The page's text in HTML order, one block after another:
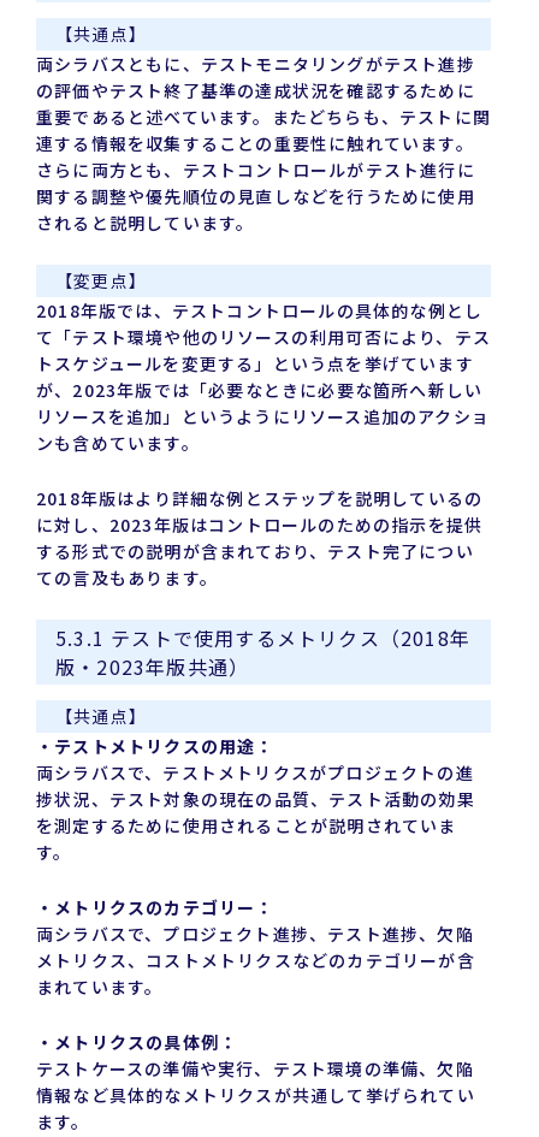
【共通点】
両シラバスともに、テストモニタリングがテスト進捗
の評価やテスト終了基準の達成状況を確認するために
重要であると述べています。またどちらも、テストに関
連する情報を収集することの重要性に触れています。
さらに両方とも、テストコントロールがテスト進行に
関する調整や優先順位の見直しなどを行うために使用
されると説明しています。
【変更点】
2018年版では、テストコントロールの具体的な例とし
て「テスト環境や他のリソースの利用可否により、テス
トスケジュールを変更する」という点を挙げています
が、2023年版では「必要なときに必要な箇所へ新しい
リソースを追加」というようにリソース追加のアクショ
ンも含めています。
2018年版はより詳細な例とステップを説明しているの
に対し、2023年版はコントロールのための指示を提供
する形式での説明が含まれており、テスト完了につい
ての言及もあります。
5.3.1 テストで使用するメトリクス（2018年
版・2023年版共通）
【共通点】
・テストメトリクスの用途：
両シラバスで、テストメトリクスがプロジェクトの進
捗状況、テスト対象の現在の品質、テスト活動の効果
を測定するために使用されることが説明されていま
す。
・メトリクスのカテゴリー：
両シラバスで、プロジェクト進捗、テスト進捗、欠陥
メトリクス、コストメトリクスなどのカテゴリーが含
まれています。
・メトリクスの具体例：
テストケースの準備や実行、テスト環境の準備、欠陥
情報など具体的なメトリクスが共通して挙げられてい
ます。